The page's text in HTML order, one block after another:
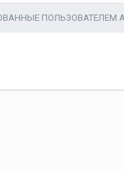
ПОЛЬЗОВАТЕЛЕМ